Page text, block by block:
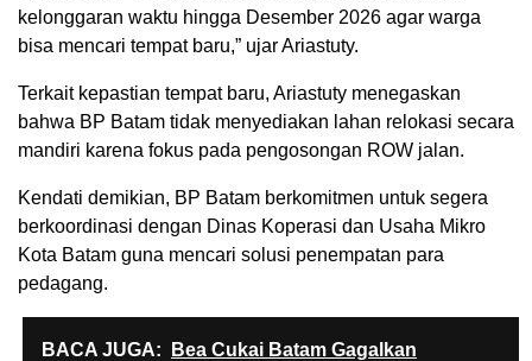
kelonggaran waktu hingga Desember 2026 agar warga
bisa mencari tempat baru,” ujar Ariastuty.
Terkait kepastian tempat baru, Ariastuty menegaskan
bahwa BP Batam tidak menyediakan lahan relokasi secara
mandiri karena fokus pada pengosongan ROW jalan.
Kendati demikian, BP Batam berkomitmen untuk segera
berkoordinasi dengan Dinas Koperasi dan Usaha Mikro
Kota Batam guna mencari solusi penempatan para
pedagang.
BACA JUGA:
Bea Cukai Batam Gagalkan